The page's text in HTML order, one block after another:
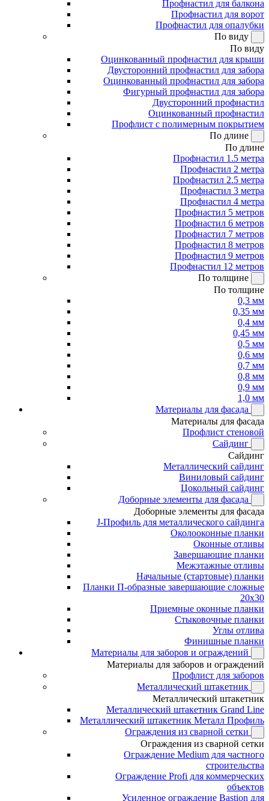
Профнастил для балкона
Профнастил для ворот
Профнастил для опалубки
По виду
По виду
Оцинкованный профнастил для крыши
Двусторонний профнастил для забора
Оцинкованный профнастил для забора
Фигурный профнастил для забора
Двусторонний профнастил
Оцинкованный профнастил
Профлист с полимерным покрытием
По длине
По длине
Профнастил 1.5 метра
Профнастил 2 метра
Профнастил 2.5 метра
Профнастил 3 метра
Профнастил 4 метра
Профнастил 5 метров
Профнастил 6 метров
Профнастил 7 метров
Профнастил 8 метров
Профнастил 9 метров
Профнастил 12 метров
По толщине
По толщине
0,3 мм
0,35 мм
0,4 мм
0,45 мм
0,5 мм
0,6 мм
0,7 мм
0,8 мм
0,9 мм
1,0 мм
Материалы для фасада
Материалы для фасада
Профлист стеновой
Сайдинг
Сайдинг
Металлический сайдинг
Виниловый сайдинг
Цокольный сайдинг
Доборные элементы для фасада
Доборные элементы для фасада
J-Профиль для металлического сайдинга
Околооконные планки
Оконные отливы
Завершающие планки
Межэтажные отливы
Начальные (стартовые) планки
Планки П-образные завершающие сложные
20x30
Приемные оконные планки
Стыковочные планки
Углы отлива
Финишные планки
Материалы для заборов и ограждений
Материалы для заборов и ограждений
Профлист для заборов
Металлический штакетник
Металлический штакетник
Металлический штакетник Grand Line
Металлический штакетник Металл Профиль
Ограждения из сварной сетки
Ограждения из сварной сетки
Ограждение Medium для частного
строительства
Ограждение Profi для коммерческих
объектов
Усиленное ограждение Bastion для